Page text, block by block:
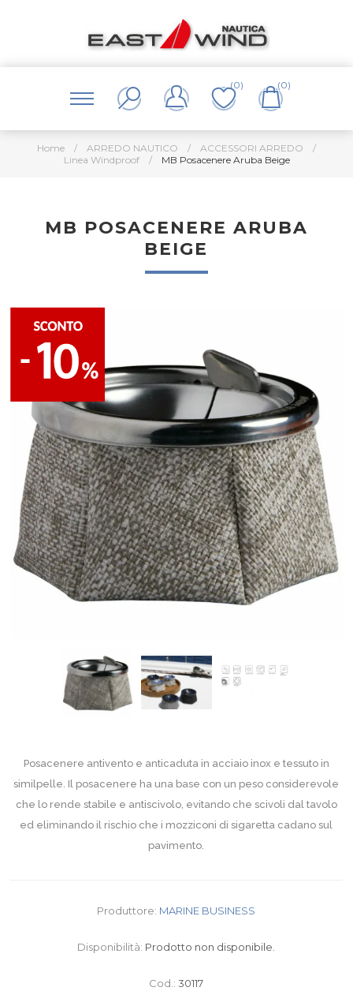
(0) (0)
Home / ARREDO NAUTICO / ACCESSORI ARREDO
/
Linea Windproof
/ MB Posacenere Aruba Beige
MB POSACENERE ARUBA
BEIGE
Posacenere antivento e anticaduta in acciaio inox e tessuto in
similpelle. Il posacenere ha una base con un peso considerevole
che lo rende stabile e antiscivolo, evitando che scivoli dal tavolo
ed eliminando il rischio che i mozziconi di sigaretta cadano sul
pavimento.
Produttore: MARINE BUSINESS
Disponibilità: Prodotto non disponibile.
Cod.: 30117